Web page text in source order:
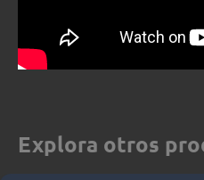
Explora otros